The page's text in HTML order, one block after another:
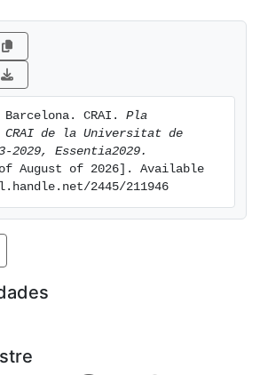
CRAI. Pla
de la Universitat de
2029, Essentia2029.
August of 2026]. Available
2445/211946